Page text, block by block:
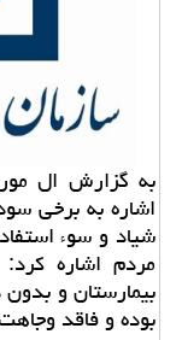
به گزارش ال
اشاره به برخی
شیاد و سوء
مردم اشاره
بیمارستان و
بوده و فاقد